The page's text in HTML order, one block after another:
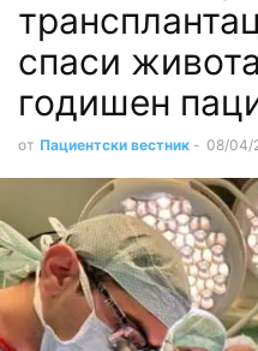
спаси
годишен
от Пациентски вестник - 08/04/